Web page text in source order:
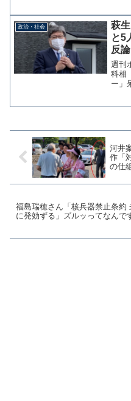
速報
た。
政治・社会
萩
と5
反
太
週刊
科相
ー」
河井
作「
の仕
【マ
福島瑞穂さん「核兵器禁止条約
に発効ずる」ズルッってなんで